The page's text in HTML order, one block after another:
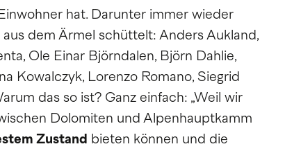
hat. Darunter immer wieder
dem Ärmel schüttelt: Anders Aukland,
Ole Einar Björndalen, Björn Dahlie,
Kowalczyk, Lorenzo Romano, Siegrid
das so ist? Ganz einfach: „Weil wir
Dolomiten und Alpenhauptkamm
Zustand bieten können und die